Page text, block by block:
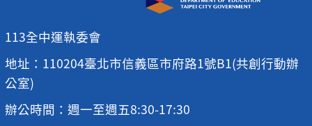
113全中運執委會
地址：110204臺北市信義區市府路1號B1(共創行動辦
公室)
辦公時間：週一至週五8:30-17:30